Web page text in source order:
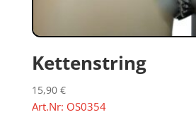
Kettenstring
15,90 €
Art.Nr: OS0354